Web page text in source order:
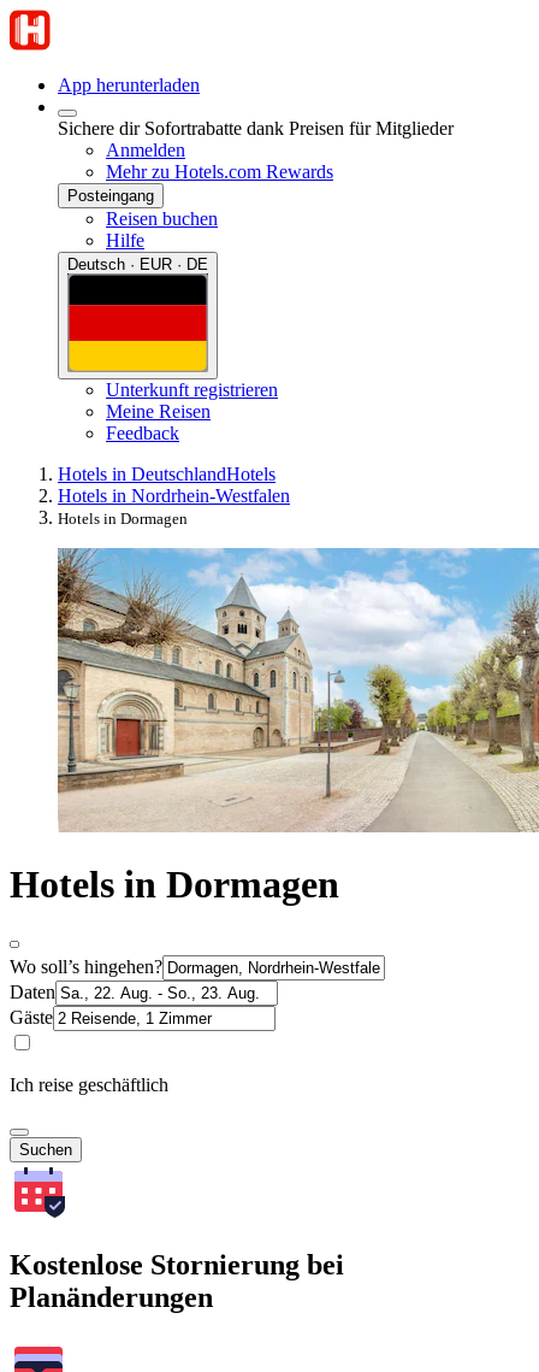
App herunterladen
Sichere dir Sofortrabatte dank Preisen für Mitglieder
Anmelden
Mehr zu Hotels.com Rewards
Posteingang
Reisen buchen
Hilfe
Deutsch · EUR · DE
Unterkunft registrieren
Meine Reisen
Feedback
Hotels in DeutschlandHotels
Hotels in Nordrhein-Westfalen
Hotels in Dormagen
Hotels in Dormagen
Wo soll’s hingehen?
Daten
Gäste
Ich reise geschäftlich
Suchen
Kostenlose Stornierung bei
Planänderungen